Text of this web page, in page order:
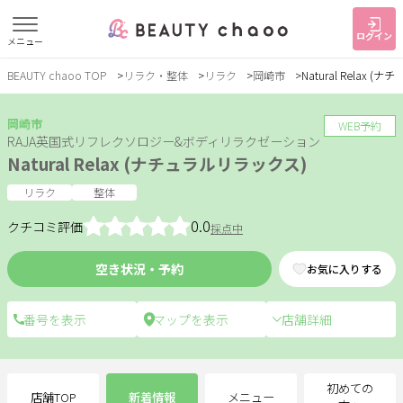
メニュー ログイン
すでに会員の方 はじめてご利用の方
ジャンルで探す
ヘア・メイク ネイル・まつげ エステ
スクール・
トレーニング
BEAUTY chaoo TOP リラク・整体 リラク 岡崎市 Natural Relax (ナチ
岡崎市
RAJA英国式リフレクソロジー&ボディリラクゼーション
Natural Relax (ナチュラルリラックス)
リラク 整体
空き状況・予約 お気に入りする
クチコミ評価 0.0採点中
店舗詳細
WEB予約
店舗TOP 新着情報 メニュー
初めての